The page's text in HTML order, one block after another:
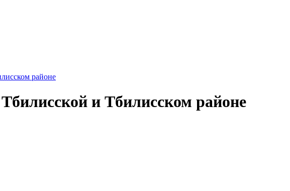
и Тбилисском районе